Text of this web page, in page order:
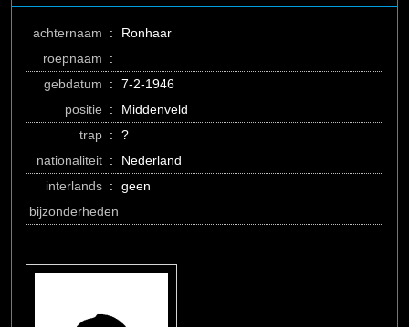
achternaam :
Ronhaar
roepnaam
:
gebdatum
:
7-2-1946
positie :
Middenveld
trap :
?
nationaliteit :
Nederland
interlands :
geen
bijzonderheden